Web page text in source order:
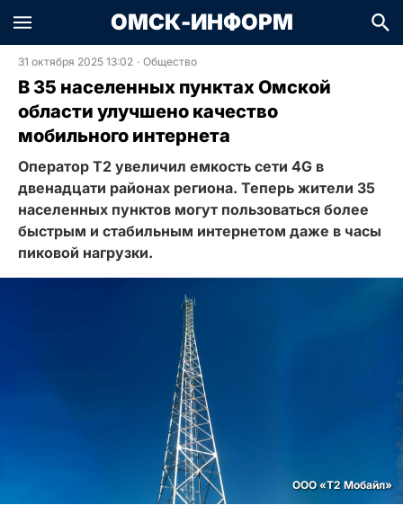
ОМСК-ИНФОРМ
31 октября 2025 13:02 · Общество
В 35 населенных пунктах Омской
области улучшено качество
мобильного интернета
Оператор Т2 увеличил емкость сети 4G в
двенадцати районах региона. Теперь жители 35
населенных пунктов могут пользоваться более
быстрым и стабильным интернетом даже в часы
пиковой нагрузки.
ООО «Т2 Мобайл»